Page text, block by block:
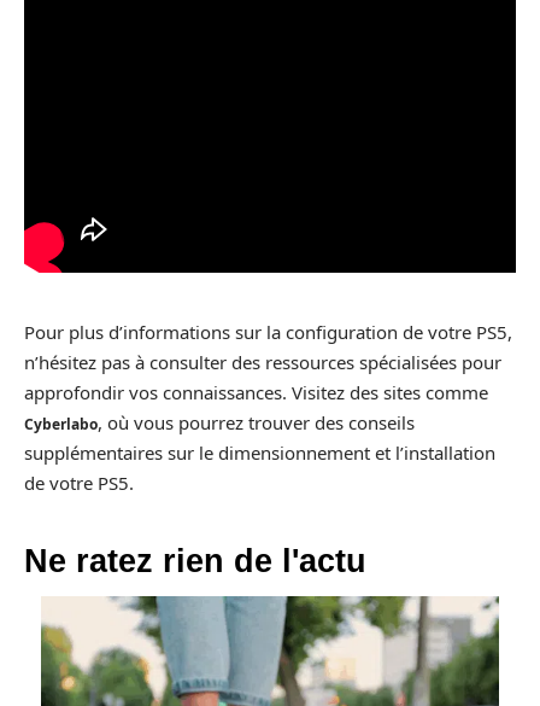
Pour plus d’informations sur la configuration de votre PS5,
n’hésitez pas à consulter des ressources spécialisées pour
approfondir vos connaissances. Visitez des sites comme
Cyberlabo, où vous pourrez trouver des conseils
supplémentaires sur le dimensionnement et l’installation
de votre PS5.
Ne ratez rien de l'actu